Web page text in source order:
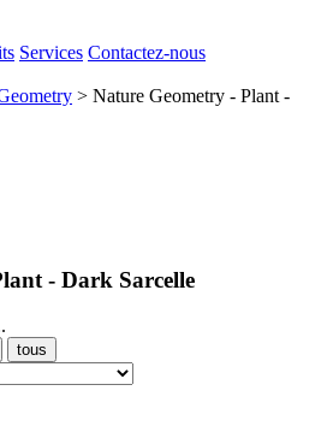
Services Contactez-nous
> Nature Geometry - Plant -
- Dark Sarcelle
tous